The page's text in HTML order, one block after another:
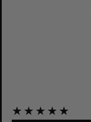
★★★★★